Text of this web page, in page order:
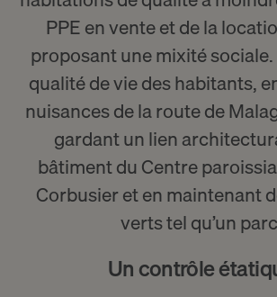
PPE en vente et de la
proposant une mixité
qualité de vie des habitants,
nuisances de la route de
gardant un lien
bâtiment du Centre
Corbusier et en maintenant
verts tel qu’un
Un contrôle